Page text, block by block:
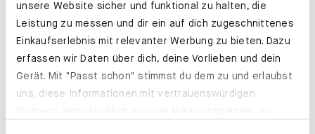
unsere Website sicher und funktional zu halten, die
Leistung zu messen und dir ein auf dich zugeschnittenes
Einkaufserlebnis mit relevanter Werbung zu bieten. Dazu
erfassen wir Daten über dich, deine Vorlieben und dein
Gerät. Mit "Passt schon" stimmst du dem zu und erlaubst
uns, diese Informationen mit vertrauenswürdigen